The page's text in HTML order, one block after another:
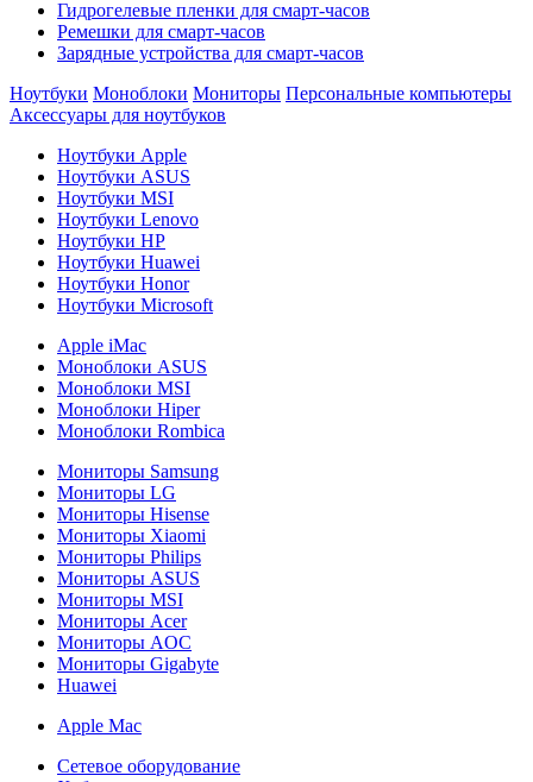
Гидрогелевые пленки для смарт-часов
Ремешки для смарт-часов
Зарядные устройства для смарт-часов
Ноутбуки Моноблоки Мониторы Персональные компьютеры
Аксессуары для ноутбуков
Ноутбуки Apple
Ноутбуки ASUS
Ноутбуки MSI
Ноутбуки Lenovo
Ноутбуки HP
Ноутбуки Huawei
Ноутбуки Honor
Ноутбуки Microsoft
Apple iMac
Моноблоки ASUS
Моноблоки MSI
Моноблоки Hiper
Моноблоки Rombica
Мониторы Samsung
Мониторы LG
Мониторы Hisense
Мониторы Xiaomi
Мониторы Philips
Мониторы ASUS
Мониторы MSI
Мониторы Acer
Мониторы AOC
Мониторы Gigabyte
Huawei
Apple Mac
Сетевое оборудование